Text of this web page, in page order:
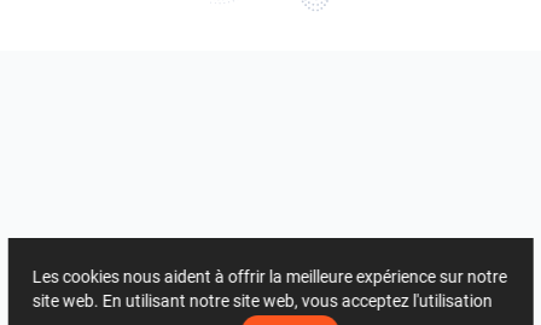
Les cookies nous aident à offrir la meilleure expérience sur notre
site web. En utilisant notre site web, vous acceptez l'utilisation